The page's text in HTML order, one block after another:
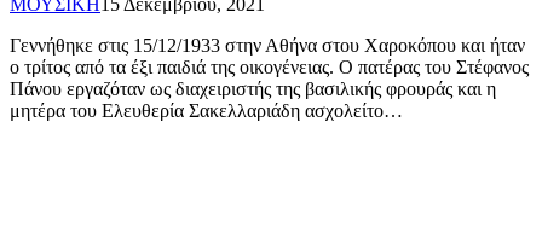
Γεννήθηκε στις 15/12/1933 στην Αθήνα στου Χαροκόπου και ήταν
ο τρίτος από τα έξι παιδιά της οικογένειας. Ο πατέρας του Στέφανος
Πάνου εργαζόταν ως διαχειριστής της βασιλικής φρουράς και η
μητέρα του Ελευθερία Σακελλαριάδη ασχολείτο…